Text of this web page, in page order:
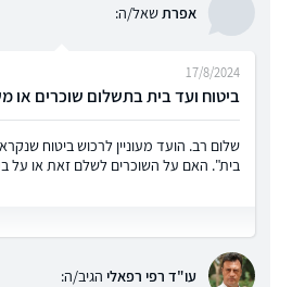
אפרת שאל/ה:
ביטוח ועד בית בתשלום שוכרים או
17/8/2024
שלום רב. הועד מעוניין לרכוש ביטוח
בית". האם על השוכרים לשלם זאת או על
עו"ד רפי רפאלי הגיב/ה: